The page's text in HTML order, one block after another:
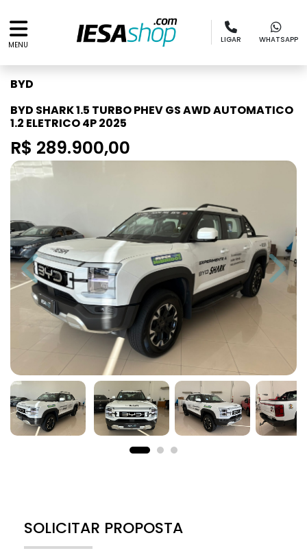
MENU
LIGAR WHATSAPP
BYD
BYD SHARK 1.5 TURBO PHEV GS AWD AUTOMATICO
1.2 ELETRICO 4P 2025
R$ 289.900,00
Previous Next
SOLICITAR PROPOSTA